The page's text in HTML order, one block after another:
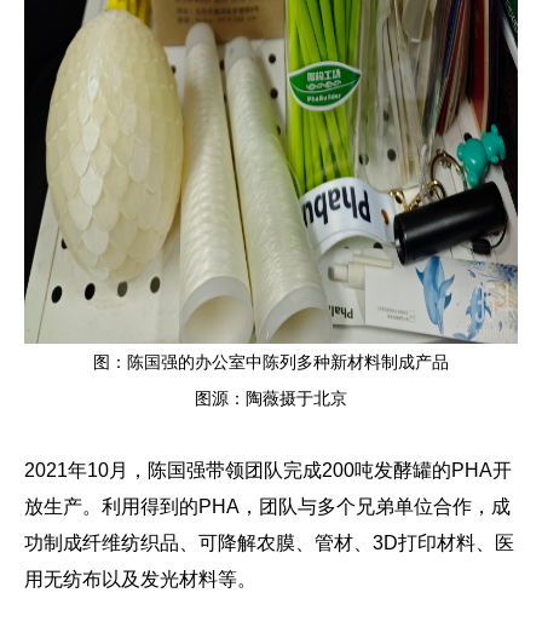
图：陈国强的办公室中陈列多种新材料制成产品
图源：陶薇摄于北京
2021年10月，陈国强带领团队完成200吨发酵罐的PHA开
放生产。利用得到的PHA，团队与多个兄弟单位合作，成
功制成纤维纺织品、可降解农膜、管材、3D打印材料、医
用无纺布以及发光材料等。